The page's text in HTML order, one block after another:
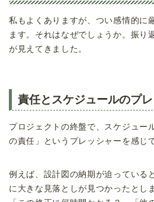
私もよくありますが、つい感情的に
ます。それはなぜでしょうか。振り
が見えてきました。
責任とスケジュールのプ
プロジェクトの終盤で、スケジュー
の責任」というプレッシャーを感じ
例えば、設計図の納期が迫っている
に大きな見落としが見つかったとし